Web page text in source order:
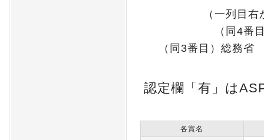
（一列目
（同4
（同3番目）総
認定欄「有」は
各賞名